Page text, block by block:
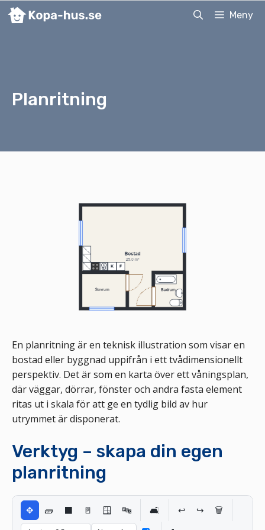
Hoppa
Meny
Planritning
En planritning är en teknisk illustration som visar en
bostad eller byggnad uppifrån i ett tvådimensionellt
perspektiv. Det är som en karta över ett våningsplan,
där väggar, dörrar, fönster och andra fasta element
ritas ut i skala för att ge en tydlig bild av hur
utrymmet är disponerat.
Verktyg – skapa din egen
planritning
✥ 🧱 ⬛ 🚪 🪟 🔤 🛋️ ↩️ ↪️
🗑️